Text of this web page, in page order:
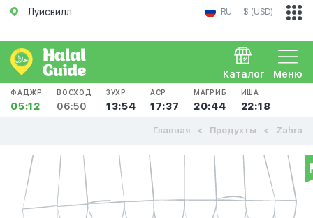
Луисвилл RU $ (USD)
Меню
Каталог
ФАДЖР
05:12
ВОСХОД
06:50
ЗУХР
13:54
АСР
17:37
МАГРИБ
20:44
ИША
22:18
Главная Продукты Zahra